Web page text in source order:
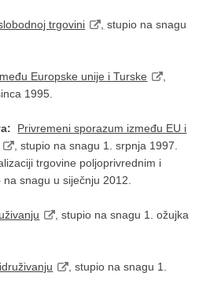
trgovini
stupio na snagu
Europske unije i Turske
1995.
Privremeni sporazum između EU i
, stupio na snagu 1. srpnja 1997.
trgovine poljoprivrednim i
snagu u siječnju 2012.
, stupio na snagu 1. ožujka
, stupio na snagu 1.